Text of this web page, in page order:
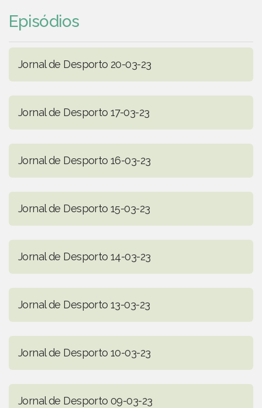
Episódios
Jornal de Desporto 20-03-23
Jornal de Desporto 17-03-23
Jornal de Desporto 16-03-23
Jornal de Desporto 15-03-23
Jornal de Desporto 14-03-23
Jornal de Desporto 13-03-23
Jornal de Desporto 10-03-23
Jornal de Desporto 09-03-23